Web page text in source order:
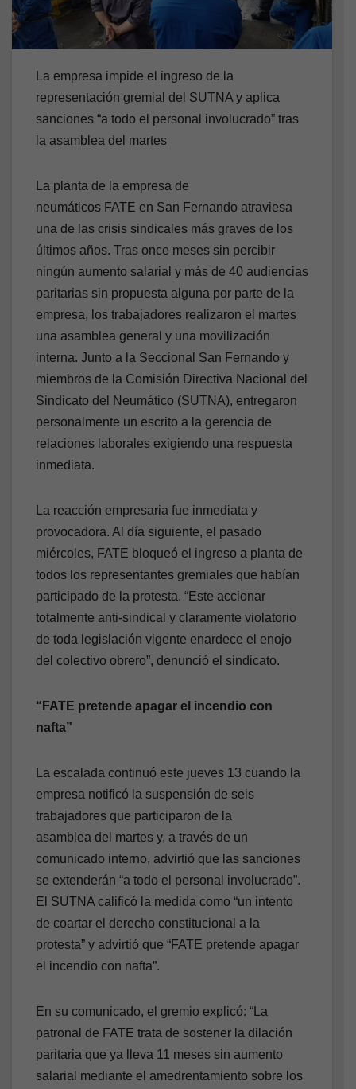
La empresa impide el ingreso de la
representación gremial del SUTNA y aplica
sanciones “a todo el personal involucrado” tras
la asamblea del martes
La planta de la empresa de
neumáticos FATE en San Fernando atraviesa
una de las crisis sindicales más graves de los
últimos años. Tras once meses sin percibir
ningún aumento salarial y más de 40 audiencias
paritarias sin propuesta alguna por parte de la
empresa, los trabajadores realizaron el martes
una asamblea general y una movilización
interna. Junto a la Seccional San Fernando y
miembros de la Comisión Directiva Nacional del
Sindicato del Neumático (SUTNA), entregaron
personalmente un escrito a la gerencia de
relaciones laborales exigiendo una respuesta
inmediata.
La reacción empresaria fue inmediata y
provocadora. Al día siguiente, el pasado
miércoles, FATE bloqueó el ingreso a planta de
todos los representantes gremiales que habían
participado de la protesta. “Este accionar
totalmente anti-sindical y claramente violatorio
de toda legislación vigente enardece el enojo
del colectivo obrero”, denunció el sindicato.
“FATE pretende apagar el incendio con
nafta”
La escalada continuó este jueves 13 cuando la
empresa notificó la suspensión de seis
trabajadores que participaron de la
asamblea del martes y, a través de un
comunicado interno, advirtió que las sanciones
se extenderán “a todo el personal involucrado”.
El SUTNA calificó la medida como “un intento
de coartar el derecho constitucional a la
protesta” y advirtió que “FATE pretende apagar
el incendio con nafta”.
En su comunicado, el gremio explicó: “La
patronal de FATE trata de sostener la dilación
paritaria que ya lleva 11 meses sin aumento
salarial mediante el amedrentamiento sobre los